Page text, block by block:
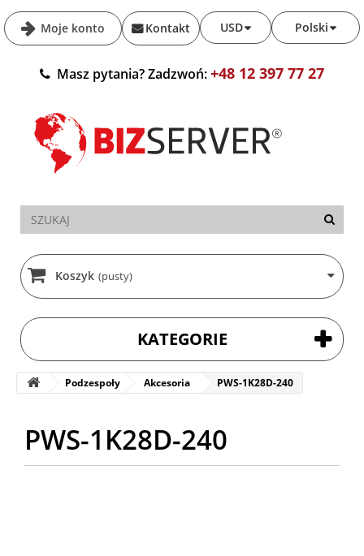
Moje konto Polski
USD
Kontakt
Masz pytania? Zadzwoń:+48 12 397 77 27
Koszyk (pusty)
KATEGORIE
Podzespoły Akcesoria PWS-1K28D-240
PWS-1K28D-240